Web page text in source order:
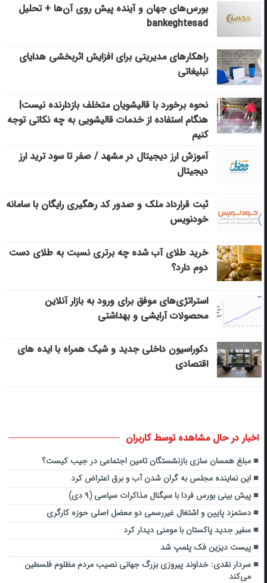
بورس‌های جهان و آینده پیش روی آن‌ها + تحلیل
bankeghtesad
راهکارهای مدیریتی برای افزایش اثربخشی هدایای
تبلیغاتی
نحوه برخورد با قالیشویان متخلف بازدارنده نیست|
هنگام استفاده از خدمات قالیشویی به چه نکاتی توجه
کنیم
آموزش ارز دیجیتال در مشهد / صفر تا سود ترید ارز
دیجیتال
ثبت قرارداد ملک و صدور کد رهگیری رایگان با سامانه
خودنویس
خرید طلای آب شده چه برتری نسبت به طلای دست
دوم دارد؟
استراتژی‌های موفق برای ورود به بازار آنلاین
محصولات آرایشی و بهداشتی
دکوراسیون داخلی جدید و شیک همراه با ایده های
اقتصادی
اخبار در حال مشاهده توسط کاربران
مبلغ همسان سازی بازنشستگان تامین اجتماعی در جیب کیست؟
این نماینده مجلس به گران شدن آب و برق اعتراض کرد
پیش بینی بورس فردا با سیگنال مذاکرات سیاسی (۹ دی)
دستمزد پایین و اشتغال غیررسمی دو معضل اصلی حوزه کارگری
سفیر جدید پاکستان با مومنی دیدار کرد
پیست دیزین فک پلمپ شد
سردار نقدی: خداوند پیروزی بزرگ جهانی نصیب مردم مظلوم فلسطین
می‌کند